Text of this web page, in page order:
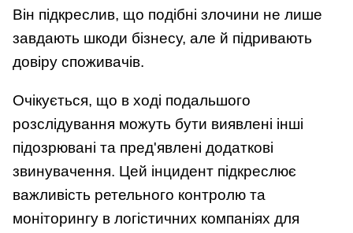
Він підкреслив, що подібні злочини не лише
завдають шкоди бізнесу, але й підривають
довіру споживачів.
Очікується, що в ході подальшого
розслідування можуть бути виявлені інші
підозрювані та пред'явлені додаткові
звинувачення. Цей інцидент підкреслює
важливість ретельного контролю та
моніторингу в логістичних компаніях для